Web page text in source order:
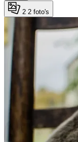
2 2 foto's